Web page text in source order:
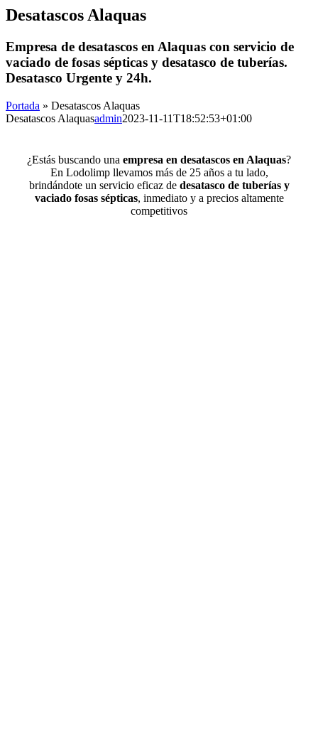
Desatascos Alaquas
Empresa de desatascos en Alaquas con servicio de
vaciado de fosas sépticas y desatasco de tuberías.
Desatasco Urgente y 24h.
Portada » Desatascos Alaquas
Desatascos Alaquasadmin2023-11-11T18:52:53+01:00
¿Estás buscando una empresa en desatascos en Alaquas?
En Lodolimp llevamos más de 25 años a tu lado,
brindándote un servicio eficaz dedesatasco de tuberías y
vaciado fosas sépticas, inmediato y a precios altamente
competitivos